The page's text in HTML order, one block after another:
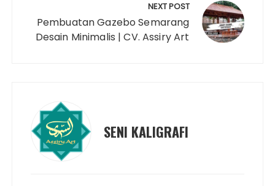
NEXT POST
Pembuatan Gazebo Semarang
Desain Minimalis | CV. Assiry Art
SENI KALIGRAFI